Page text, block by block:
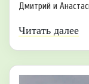
Дмитрий и
Читать далее